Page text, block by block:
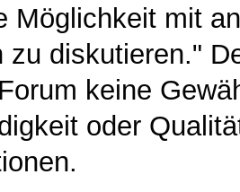
Möglichkeit mit
zu diskutieren."
keine
oder